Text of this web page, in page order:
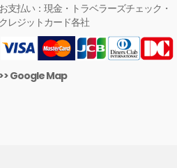
お支払い：現金・トラベラーズチェック・
クレジットカード各社
>> Google Map